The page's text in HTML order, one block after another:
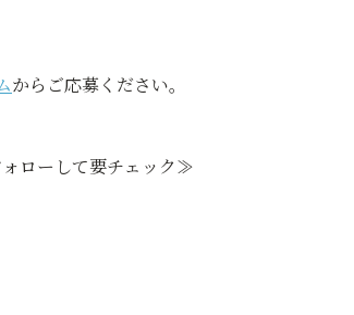
からご応募ください。
ローして要チェック≫